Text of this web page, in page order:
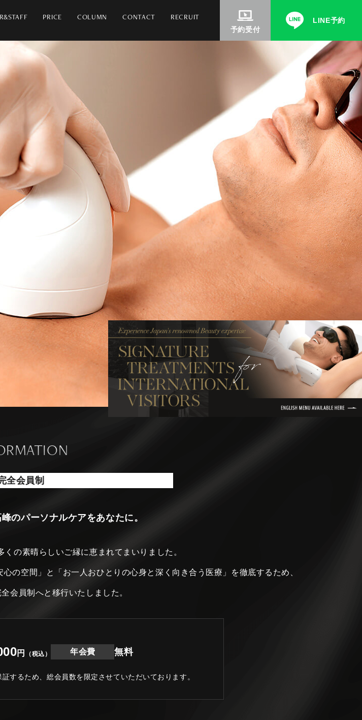
PRICE COLUMN CONTACT RECRUIT
予約受付
LINE予約
全会員制
のパーソナルケアをあなたに。
くの素晴らしいご縁に恵まれてまいりました。
心の空間」と 「お一人おひとりの心身と深く向き合う医療」を徹底するため、
会員制へと移行いたしました。
円 （税込） 年会費 無料
するため、 総会員数を限定させていただいております。